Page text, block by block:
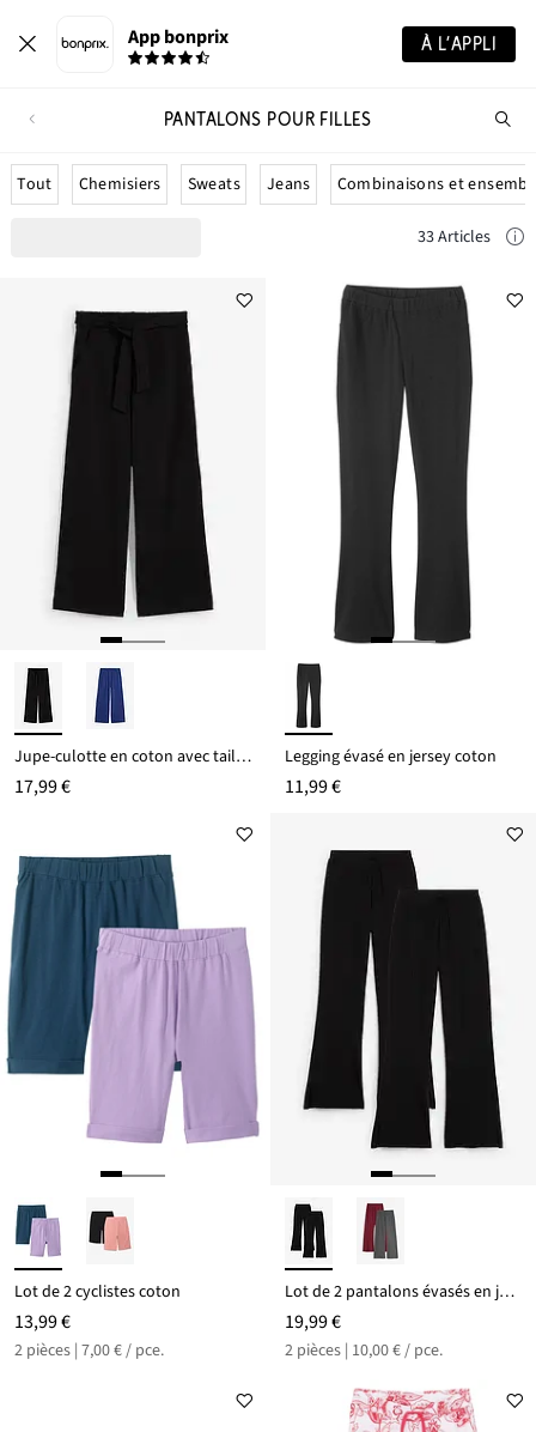
App bonprix À L’APPLI
PANTALONS POUR FILLES
Tout Chemisiers Sweats Jeans Combinaisons et
33 Articles
Jupe-culotte en coton avec taille élastiquée
17,99 €
Legging évasé en jersey coton
11,99 €
Lot de 2 cyclistes coton
13,99 €
2 pièces | 7,00 € / pce.
Lot de 2 pantalons évasés en jersey coton extensible
19,99 €
2 pièces | 10,00 € / pce.